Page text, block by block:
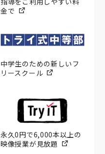
金で
中学生のための新しいフ
リースクール
永久0円で6,000本以上の
映像授業が見放題